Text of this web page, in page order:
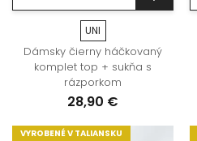
UNI
Dámsky čierny háčkovaný
komplet top + sukňa s
rázporkom
28,90 €
VYROBENÉ V TALIANSKU